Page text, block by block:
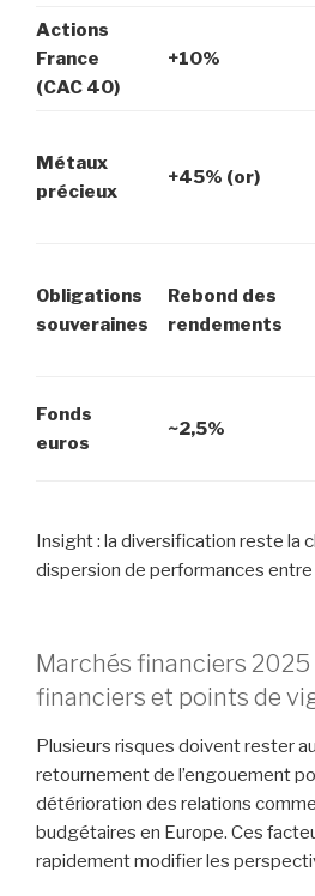
Actions
France
(CAC 40)
+10%
Métaux
précieux
+45% (or)
Obligations
souveraines
Rebond des
rendements
Fonds
euros
~2,5%
Insight : la diversification reste la
dispersion de performances entre
Marchés financiers 2025
financiers et points de
Plusieurs risques doivent rester
retournement de l’engouement
détérioration des relations
budgétaires en Europe. Ces
rapidement modifier les